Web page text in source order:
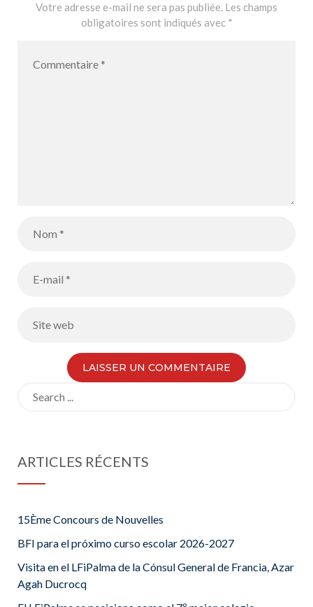
Votre adresse e-mail ne sera pas publiée. Les champs
obligatoires sont indiqués avec *
ARTICLES RÉCENTS
15Ème Concours de Nouvelles
BFI para el próximo curso escolar 2026-2027
Visita en el LFiPalma de la Cónsul General de Francia, Azar
Agah Ducrocq